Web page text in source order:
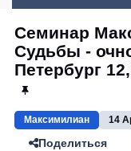
Семинар
Судьбы -
Петербург
Максимилиан 14
Поделиться